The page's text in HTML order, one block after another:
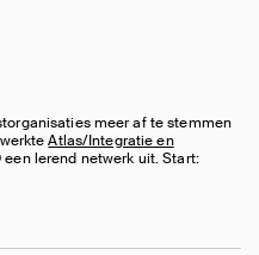
meer af te stemmen
Atlas/Integratie en
lerend netwerk uit. Start: